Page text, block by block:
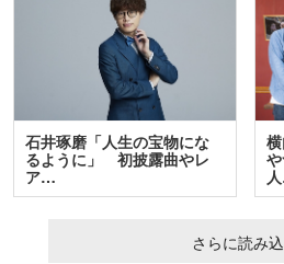
石井琢磨「人生の宝物にな
るように」 初披露曲やレ
ア…
さらに読み